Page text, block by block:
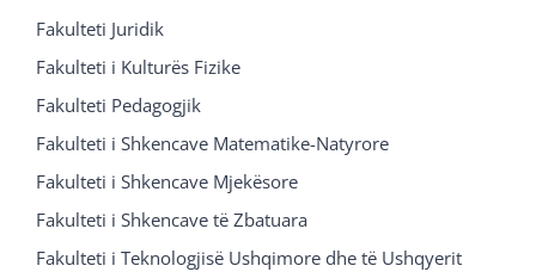
Fakulteti Juridik
Fakulteti i Kulturës Fizike
Fakulteti Pedagogjik
Fakulteti i Shkencave Matematike-Natyrore
Fakulteti i Shkencave Mjekësore
Fakulteti i Shkencave të Zbatuara
Fakulteti i Teknologjisë Ushqimore dhe të Ushqyerit